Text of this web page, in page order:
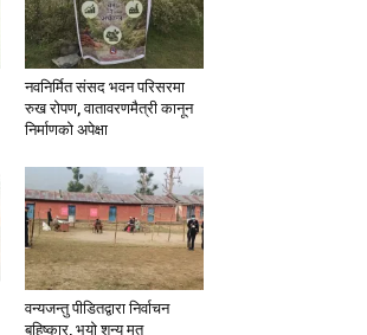
नवनिर्मित संसद भवन परिसरमा
रुख रोपण, वातावरणमैत्री कानून
निर्माणको अपेक्षा
वन्यजन्तु पीडितद्वारा निर्वाचन
बहिष्कार, भयो शुन्य मत